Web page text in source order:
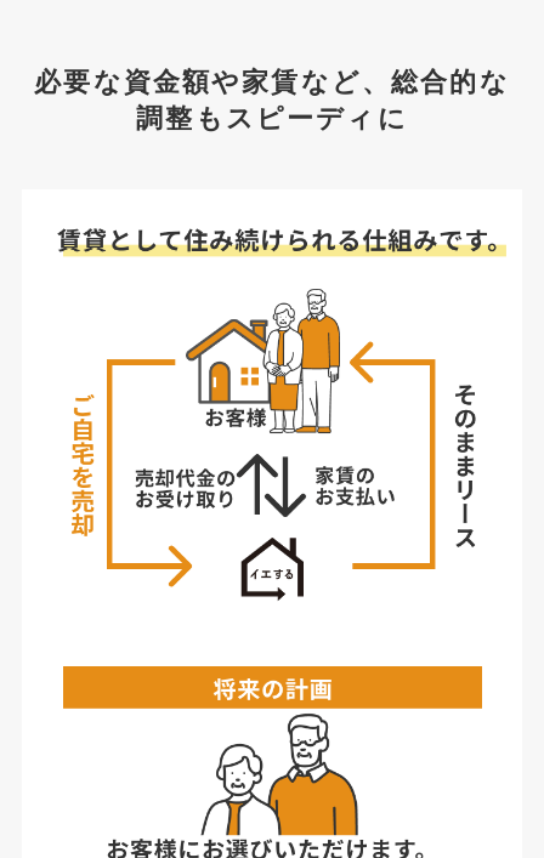
必要な資金額や家賃など、総合的な
調整もスピーディに